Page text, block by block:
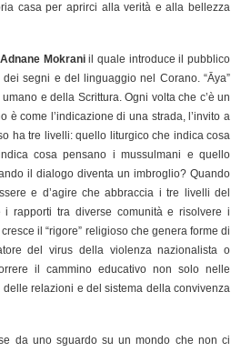
casa per aprirci alla verità e alla bellezza
Adnane Mokraniil quale introduce il pubblico
segni e del linguaggio nel Corano. “Āya”
e della Scrittura. Ogni volta che c’è un
come l’indicazione di una strada, l’invito a
ha tre livelli: quello liturgico che indica cosa
cosa pensano i mussulmani e quello
il dialogo diventa un imbroglio? Quando
e d’agire che abbraccia i tre livelli del
i rapporti tra diverse comunità e risolvere i
il “rigore” religioso che genera forme di
del virus della violenza nazionalista o
il cammino educativo non solo nelle
relazioni e del sistema della convivenza
da uno sguardo su un mondo che non ci